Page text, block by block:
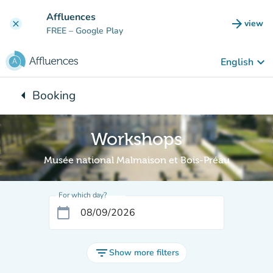
clear Affluences
FREE – Google Play arrow_forward view
(new
English keyboard_arrow_down
arrow_leftBack to:
Booking
Workshops
Musée national Malmaison et Bois-Préau
For which day?
calendar_today
filter_listShow more filters